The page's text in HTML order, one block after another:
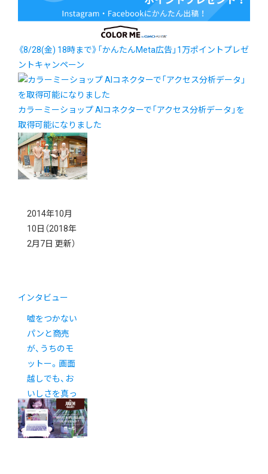
《8/28(金) 18時まで》「かんたんMeta広告」1万ポイントプレゼ
ントキャンペーン
カラーミーショップ AIコネクターで「アクセス分析データ」を
取得可能になりました
2014年10月
10日 （2018年
2月7日 更新）
インタビュー
嘘をつかない
パンと商売
が、うちのモ
ットー。画面
越しでも、お
いしさを真っ
すぐ届けた
い。